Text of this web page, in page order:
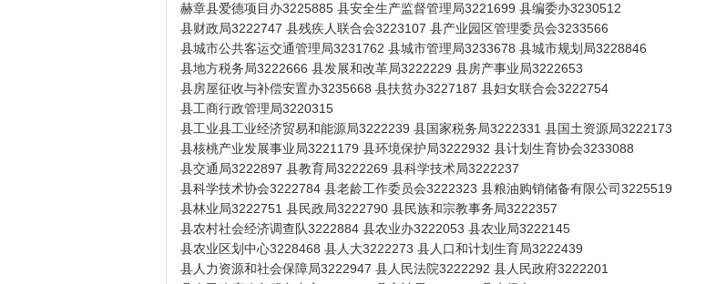
赫章县爱德项目办3225885 县安全生产监督管理局3221699 县编委办3230512
县财政局3222747 县残疾人联合会3223107 县产业园区管理委员会3233566
县城市公共客运交通管理局3231762 县城市管理局3233678 县城市规划局3228846
县地方税务局3222666 县发展和改革局3222229 县房产事业局3222653
县房屋征收与补偿安置办3235668 县扶贫办3227187 县妇女联合会3222754
县工商行政管理局3220315
县工业县工业经济贸易和能源局3222239 县国家税务局3222331 县国土资源局3222173
县核桃产业发展事业局3221179 县环境保护局3222932 县计划生育协会3233088
县交通局3222897 县教育局3222269 县科学技术局3222237
县科学技术协会3222784 县老龄工作委员会3222323 县粮油购销储备有限公司3225519
县林业局3222751 县民政局3222790 县民族和宗教事务局3222357
县农村社会经济调查队3222884 县农业办3222053 县农业局3222145
县农业区划中心3228468 县人大3222273 县人口和计划生育局3222439
县人力资源和社会保障局3222947 县人民法院3222292 县人民政府3222201